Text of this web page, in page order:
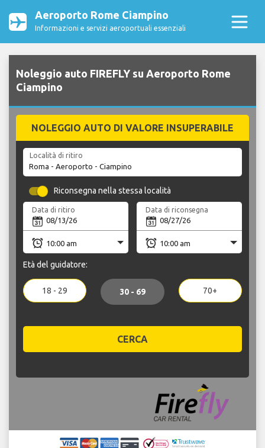
Aeroporto Rome Ciampino
Informazioni e servizi aeroportuali essenziali
Noleggio auto FIREFLY su Aeroporto Rome
Ciampino
NOLEGGIO AUTO DI VALORE INSUPERABILE
Località di ritiro
Riconsegna nella stessa località
Data di ritiro Data di riconsegna
Età del guidatore:
18 - 29 30 - 69 70+
CERCA